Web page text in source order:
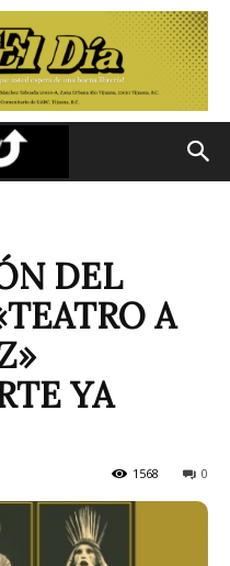
DEL
A
YA
0
1568